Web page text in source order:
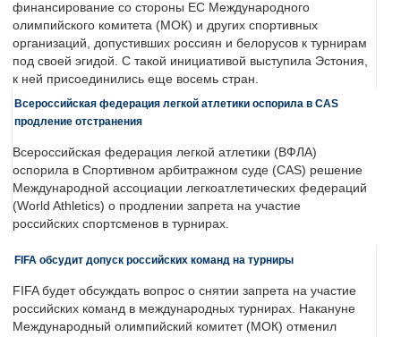
финансирование со стороны ЕС Международного
олимпийского комитета (МОК) и других спортивных
организаций, допустивших россиян и белорусов к турнирам
под своей эгидой. С такой инициативой выступила Эстония,
к ней присоединились еще восемь стран.
Всероссийская федерация легкой атлетики оспорила в CAS
продление отстранения
Всероссийская федерация легкой атлетики (ВФЛА)
оспорила в Спортивном арбитражном суде (CAS) решение
Международной ассоциации легкоатлетических федераций
(World Athletics) о продлении запрета на участие
российских спортсменов в турнирах.
FIFA обсудит допуск российских команд на турниры
FIFA будет обсуждать вопрос о снятии запрета на участие
российских команд в международных турнирах. Накануне
Международный олимпийский комитет (МОК) отменил